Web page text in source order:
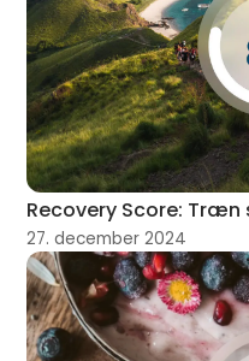
Recovery Score:
27. december 2024